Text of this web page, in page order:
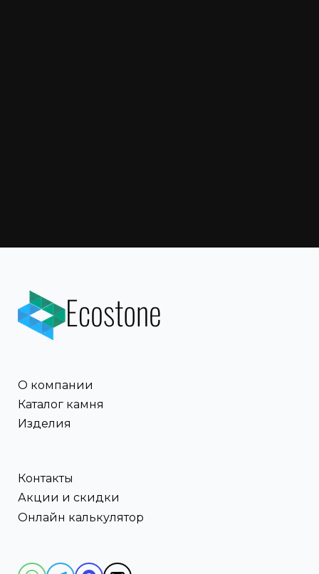
О компании
Каталог камня
Изделия
Контакты
Акции и скидки
Онлайн калькулятор